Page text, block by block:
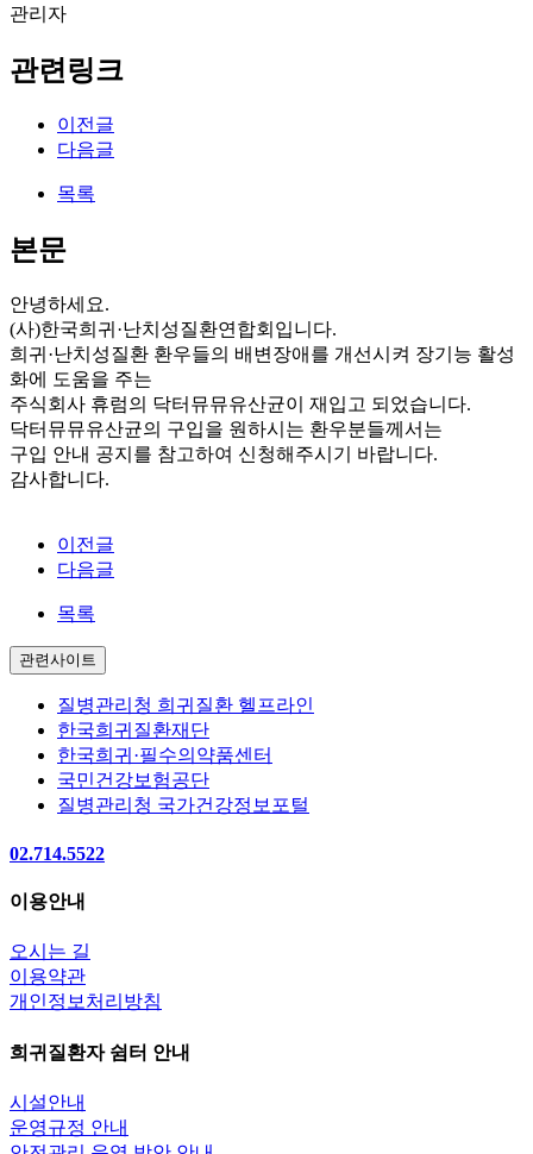
관리자
관련링크
이전글
다음글
목록
본문
안녕하세요.
(사)한국희귀·난치성질환연합회입니다.
희귀·난치성질환 환우들의 배변장애를 개선시켜 장기능 활성
화에 도움을 주는
주식회사 휴럼의 닥터뮤뮤유산균이 재입고 되었습니다.
닥터뮤뮤유산균의 구입을 원하시는 환우분들께서는
구입 안내 공지를 참고하여 신청해주시기 바랍니다.
감사합니다.
이전글
다음글
목록
관련사이트
질병관리청 희귀질환 헬프라인
한국희귀질환재단
한국희귀·필수의약품센터
국민건강보험공단
질병관리청 국가건강정보포털
02.714.5522
이용안내
오시는 길
이용약관
개인정보처리방침
희귀질환자 쉼터 안내
시설안내
운영규정 안내